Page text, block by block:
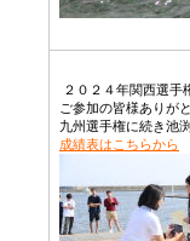
２０２４年関西選手
ご参加の皆様ありが
九州選手権に続き池
成績表はこちらから